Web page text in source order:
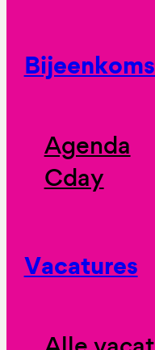
Agenda
Cday
Vacatures